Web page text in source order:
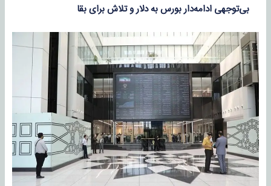
بی‌توجهی ادامه‌دار بورس به دلار و تلاش برای بقا